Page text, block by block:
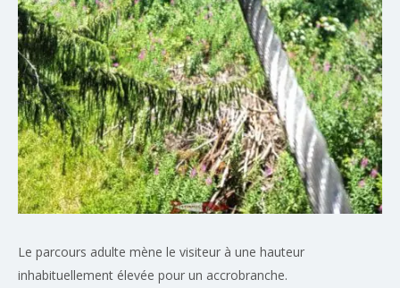
Le parcours adulte mène le visiteur à une hauteur
inhabituellement élevée pour un accrobranche.